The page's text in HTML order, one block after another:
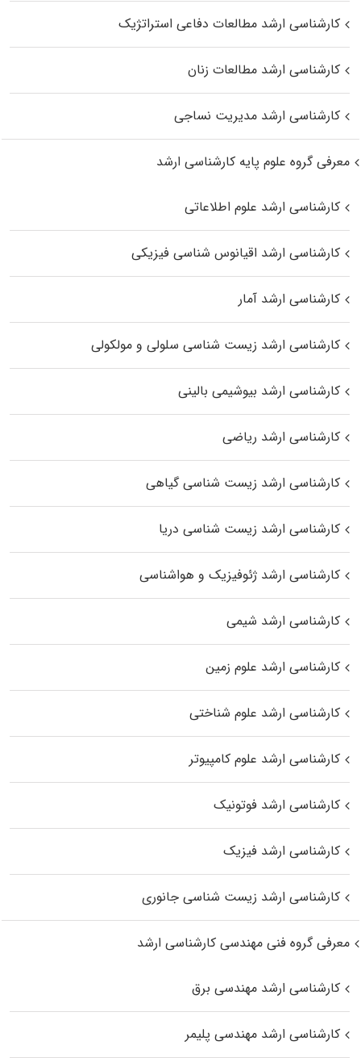
کارشناسی ارشد مطالعات دفاعی استراتژیک
کارشناسی ارشد مطالعات زنان
کارشناسی ارشد مدیریت نساجی
معرفی گروه علوم پایه کارشناسی ارشد
کارشناسی ارشد علوم اطلاعاتی
کارشناسی ارشد اقیانوس‌ شناسی فیزیکی
کارشناسی ارشد آمار
کارشناسی ارشد زیست شناسی سلولی و مولکولی
کارشناسی ارشد بیوشیمی بالینی
کارشناسی ارشد ریاضی
کارشناسی ارشد زیست‌ شناسی گیاهی
کارشناسی ارشد زیست‌ شناسی دریا
کارشناسی ارشد ژئوفیزیک و هواشناسی
کارشناسی ارشد شیمی
کارشناسی ارشد علوم زمین
کارشناسی ارشد علوم شناختی
کارشناسی ارشد علوم کامپیوتر
کارشناسی ارشد فوتونیک
کارشناسی ارشد فیزیک
کارشناسی ارشد زیست‌ شناسی جانوری
معرفی گروه فنی مهندسی کارشناسی ارشد
کارشناسی ارشد مهندسی برق
کارشناسی ارشد مهندسی پلیمر